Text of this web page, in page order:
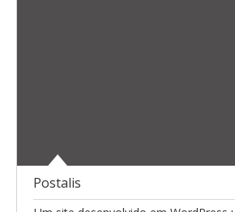
Postalis